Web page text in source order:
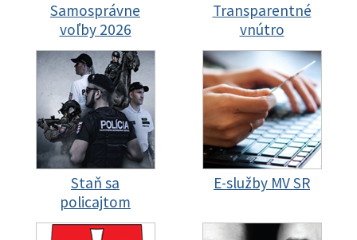
Samosprávne
voľby 2026
Transparentné
vnútro
Staň sa
policajtom
E-služby MV SR